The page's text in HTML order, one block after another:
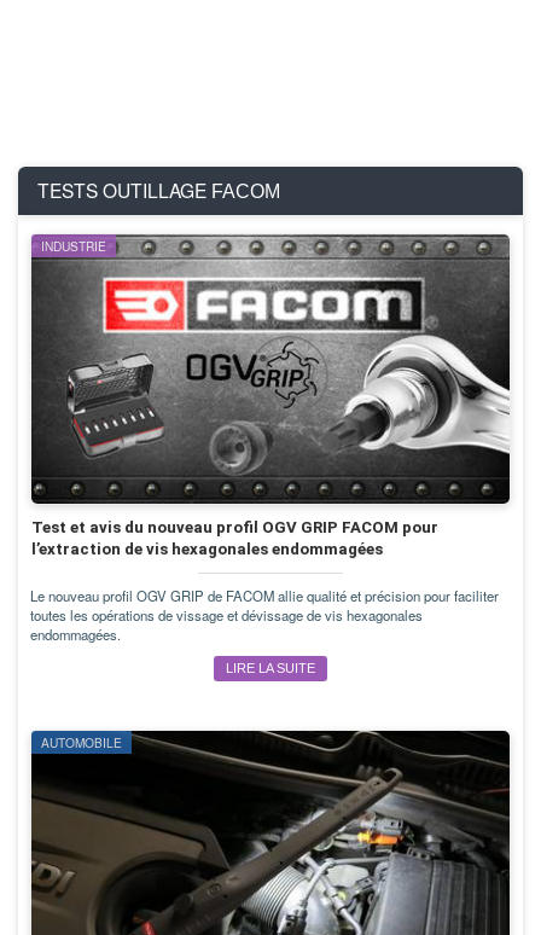
TESTS OUTILLAGE FACOM
INDUSTRIE
Test et avis du nouveau profil OGV GRIP FACOM pour
l’extraction de vis hexagonales endommagées
Le nouveau profil OGV GRIP de FACOM allie qualité et précision pour faciliter
toutes les opérations de vissage et dévissage de vis hexagonales
endommagées.
LIRE LA SUITE
AUTOMOBILE